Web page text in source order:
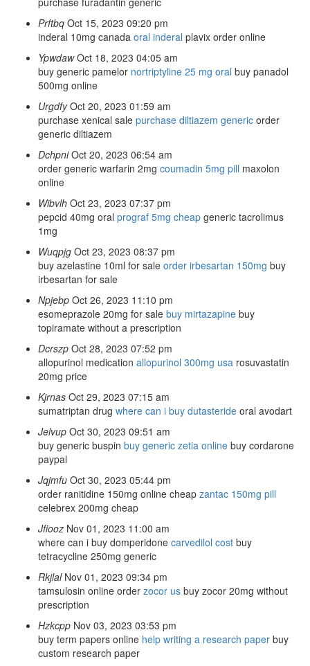
Prftbq Oct 15, 2023 09:20 pm
inderal 10mg canada oral inderal plavix order online
Ypwdaw Oct 18, 2023 04:05 am
buy generic pamelor nortriptyline 25 mg oral buy panadol
500mg online
Urgdfy Oct 20, 2023 01:59 am
purchase xenical sale purchase diltiazem generic order
generic diltiazem
Dchpni Oct 20, 2023 06:54 am
order generic warfarin 2mg coumadin 5mg pill maxolon
online
Wibvlh Oct 23, 2023 07:37 pm
pepcid 40mg oral prograf 5mg cheap generic tacrolimus
1mg
Wuqpjg Oct 23, 2023 08:37 pm
buy azelastine 10ml for sale order irbesartan 150mg buy
irbesartan for sale
Npjebp Oct 26, 2023 11:10 pm
esomeprazole 20mg for sale buy mirtazapine buy
topiramate without a prescription
Dcrszp Oct 28, 2023 07:52 pm
allopurinol medication allopurinol 300mg usa rosuvastatin
20mg price
Kjrnas Oct 29, 2023 07:15 am
sumatriptan drug where can i buy dutasteride oral avodart
Jelvup Oct 30, 2023 09:51 am
buy generic buspin buy generic zetia online buy cordarone
paypal
Jqjmfu Oct 30, 2023 05:44 pm
order ranitidine 150mg online cheap zantac 150mg pill
celebrex 200mg cheap
Jfiooz Nov 01, 2023 11:00 am
where can i buy domperidone carvedilol cost buy
tetracycline 250mg generic
Rkjlal Nov 01, 2023 09:34 pm
tamsulosin online order zocor us buy zocor 20mg without
prescription
Hzkcpp Nov 03, 2023 03:53 pm
buy term papers online help writing a research paper buy
custom research paper